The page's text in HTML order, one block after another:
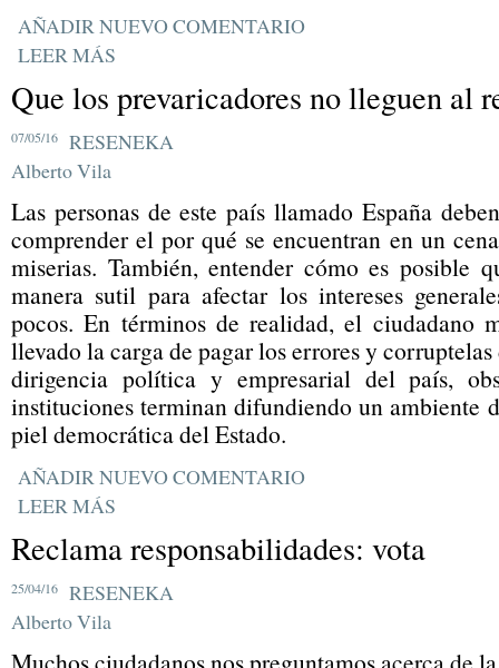
AÑADIR NUEVO COMENTARIO
LEER MÁS
Que los prevaricadores no lleguen al
07/05/16
RESENEKA
Alberto Vila
Las personas de este país llamado España
comprender el por qué se encuentran en un
miserias. También, entender cómo es posible
manera sutil para afectar los intereses
pocos. En términos de realidad, el ciudadano
llevado la carga de pagar los errores y
dirigencia política y empresarial del país,
instituciones terminan difundiendo un ambiente
piel democrática del Estado.
AÑADIR NUEVO COMENTARIO
LEER MÁS
Reclama responsabilidades: vota
25/04/16
RESENEKA
Alberto Vila
Muchos ciudadanos nos preguntamos acerca de